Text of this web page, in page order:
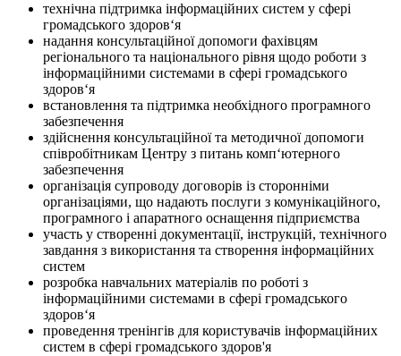
технічна підтримка інформаційних систем у сфері
громадського здоров‘я
надання консультаційної допомоги фахівцям
регіонального та національного рівня щодо роботи з
інформаційними системами в сфері громадського
здоров‘я
встановлення та підтримка необхідного програмного
забезпечення
здійснення консультаційної та методичної допомоги
співробітникам Центру з питань комп‘ютерного
забезпечення
організація супроводу договорів із сторонніми
організаціями, що надають послуги з комунікаційного,
програмного і апаратного оснащення підприємства
участь у створенні документації, інструкцій, технічного
завдання з використання та створення інформаційних
систем
розробка навчальних матеріалів по роботі з
інформаційними системами в сфері громадського
здоров‘я
проведення тренінгів для користувачів інформаційних
систем в сфері громадського здоров'я